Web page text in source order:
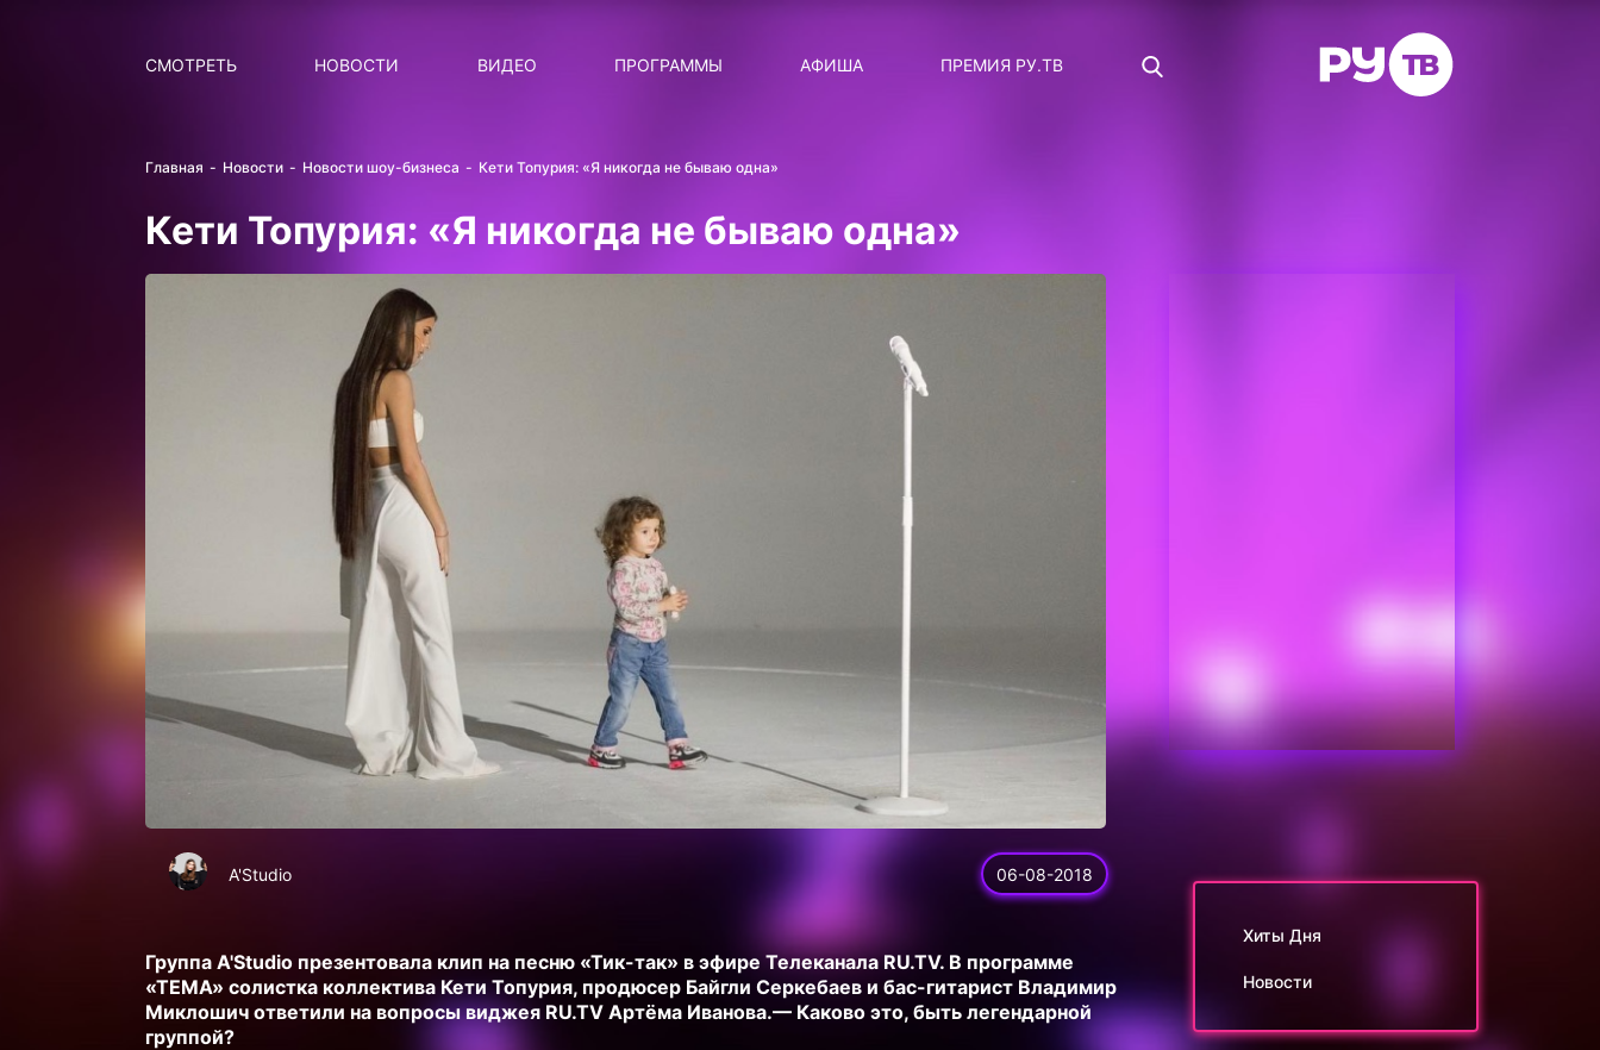
СМОТРЕТЬ НОВОСТИ
ВИДЕО
ПРОГРАММЫ
СТАТУС: В СЕТИ
АФИША ПРЕМИЯ РУ.ТВ
Главная Новости Новости шоу-бизнеса Кети Топурия: «Я никогда не бываю одна»
Кети Топурия: «Я никогда не бываю одна»
A'Studio 06-08-2018
Группа A'Studio презентовала клип на песню «Тик-так» в эфире Телеканала RU.TV. В программе
«ТЕМА» солистка коллектива Кети Топурия, продюсер Байгли Серкебаев и бас-гитарист Владимир
Миклошич ответили на вопросы виджея RU.TV Артёма Иванова.— Каково это, быть легендарной
группой?
Хиты Дня
Новости